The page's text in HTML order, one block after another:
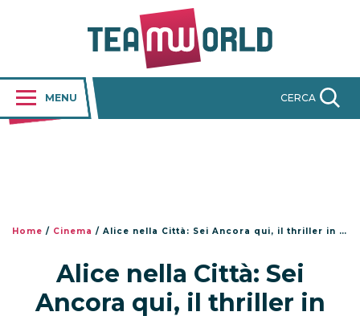
MENU CERCA
Home / Cinema / Alice nella Città: Sei Ancora qui, il thriller in anteprima a Roma
Alice nella Città: Sei
Ancora qui, il thriller in